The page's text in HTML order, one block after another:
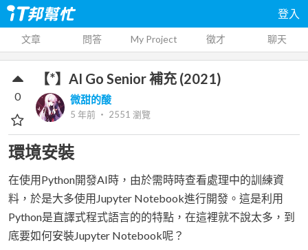
登入
文章 問答 My Project 徵才 聊天
【*】AI Go Senior 補充 (2021)
微甜的酸
5 年前 ‧ 2551 瀏覽
0
環境安裝
在使用Python開發AI時，由於需時時查看處理中的訓練資
料，於是大多使用Jupyter Notebook進行開發。這是利用
Python是直譯式程式語言的的特點，在這裡就不說太多，到
底要如何安裝Jupyter Notebook呢？